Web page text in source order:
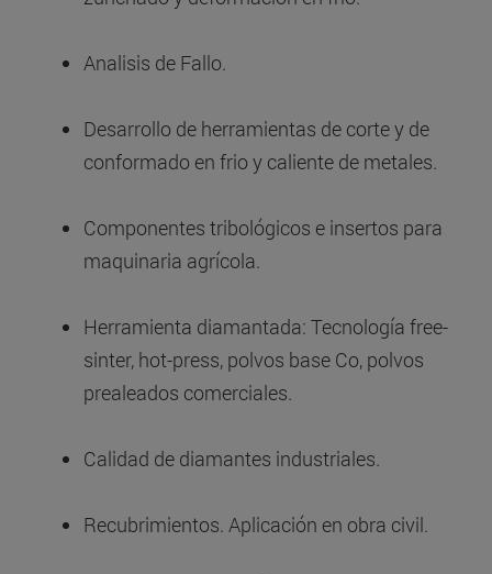
Analisis de Fallo.
Desarrollo de herramientas de corte y de
conformado en frio y caliente de metales.
Componentes tribológicos e insertos para
maquinaria agrícola.
Herramienta diamantada: Tecnología free-
sinter, hot-press, polvos base Co, polvos
prealeados comerciales.
Calidad de diamantes industriales.
Recubrimientos. Aplicación en obra civil.